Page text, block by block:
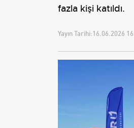
fazla kişi katıldı.
Yayın Tarihi:16.06.2026